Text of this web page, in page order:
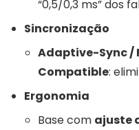
“0,5/0,3 ms” dos
Sincronização
Adaptive-Sync /
Compatible:
Ergonomia
Base com ajuste